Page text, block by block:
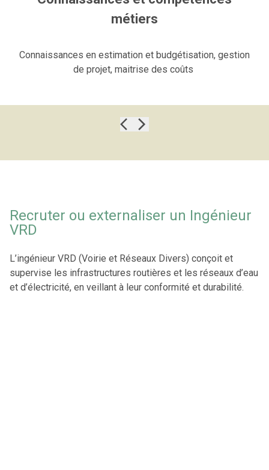
métiers
Connaissances en estimation et budgétisation, gestion
de projet, maitrise des coûts
Recruter ou externaliser un Ingénieur
VRD
L’ingénieur VRD (Voirie et Réseaux Divers) conçoit et
supervise les infrastructures routières et les réseaux d’eau
et d’électricité, en veillant à leur conformité et durabilité.